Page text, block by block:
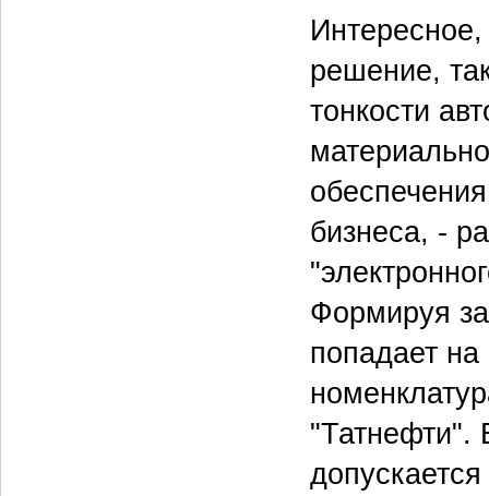
решение,
тонкости
бизнеса, -
Формируя
попадает
"Татнефти".